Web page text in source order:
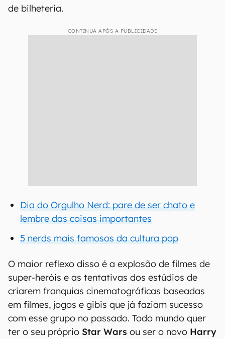
de bilheteria.
CONTINUA APÓS A PUBLICIDADE
Dia do Orgulho Nerd: pare de ser chato e
lembre das coisas importantes
5 nerds mais famosos da cultura pop
O maior reflexo disso é a explosão de filmes de
super-heróis e as tentativas dos estúdios de
criarem franquias cinematográficas baseadas
em filmes, jogos e gibis que já faziam sucesso
com esse grupo no passado. Todo mundo quer
ter o seu próprio Star Wars ou ser o novo Harry